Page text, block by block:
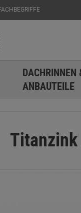
DACHRINNEN
ANBAUTEILE
Titanzink